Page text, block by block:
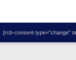
consent type="change"